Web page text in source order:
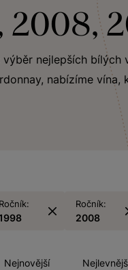
nejlepších
nabízíme
Ročník: Ročník:
2008
Nejnovější